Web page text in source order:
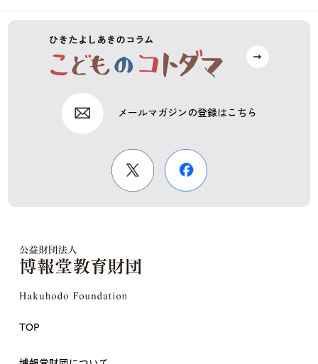
メールマガジンの登録はこちら
TOP